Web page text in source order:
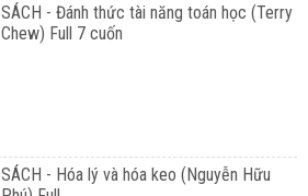
SÁCH - Đánh thức tài năng toán học (Terry
Chew) Full 7 cuốn
SÁCH - Hóa lý và hóa keo (Nguyễn Hữu